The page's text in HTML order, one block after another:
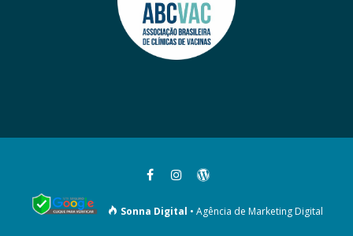
Sonna Digital • Agência de Marketing Digital